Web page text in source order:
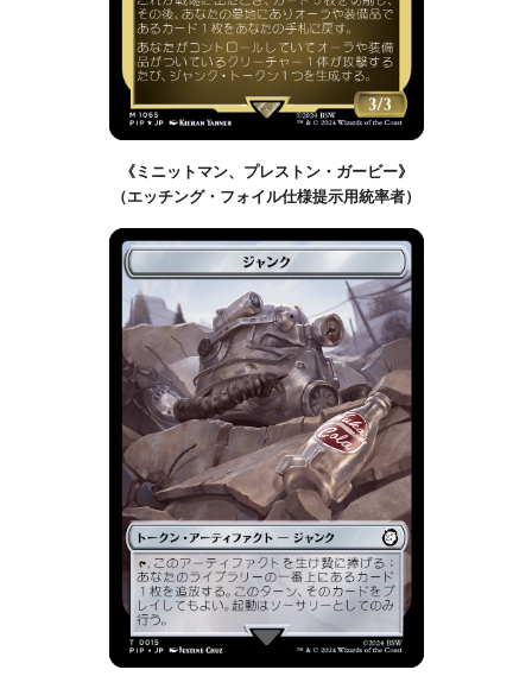
《ミニットマン、プレストン・ガービー》
（エッチング・フォイル仕様提示用統率者）